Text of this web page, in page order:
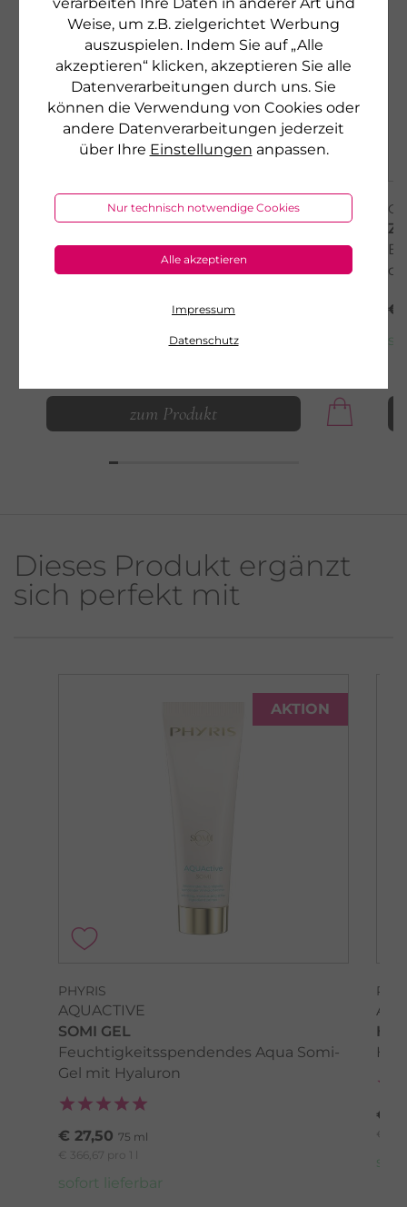
Weise, um z.B. zielgerichtet Werbung
auszuspielen. Indem Sie auf „Alle
akzeptieren“ klicken, akzeptieren Sie alle
Datenverarbeitungen durch uns. Sie
können die Verwendung von Cookies oder
andere Datenverarbeitungen jederzeit
über Ihre Einstellungen anpassen.
Nur technisch notwendige Cookies
Alle akzeptieren
Impressum
Datenschutz
ZEHENTEILER GD
Schutz vor Reibung bei eng anliegenden
Zehen
zum Produkt
€
Dieses Produkt ergänzt
sich perfekt mit
AKTION
PHYRIS
AQUACTIVE
SOMI GEL
Feuchtigkeitsspendendes Aqua Somi-
Gel mit Hyaluron
€ 27,50 75 ml
€ 366,67 pro 1 l
sofort lieferbar
€
€